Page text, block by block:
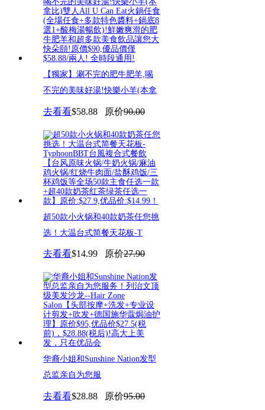
【獨家】涮不完的肥牛肥羊,喝
不完的美味好湯!快樂小羊(本拿
去看看$58.88 原价90.00
超50款小火锅和40款奶茶任您挑
选！大温台式简餐天花板-T
去看看$14.99 原价27.90
华裔小姐和Sunshine Nation发型
总监亲自为您服
去看看$28.88 原价95.00